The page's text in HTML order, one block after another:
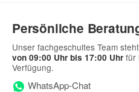
Persönliche
Unser fachgeschultes Team
von 09:00 Uhr bis 17:00 Uhr für
Verfügung.
WhatsApp-Chat